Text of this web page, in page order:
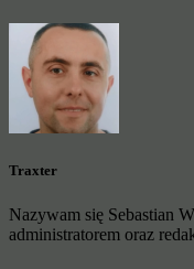
Traxter
Nazywam się Sebastian
administratorem oraz